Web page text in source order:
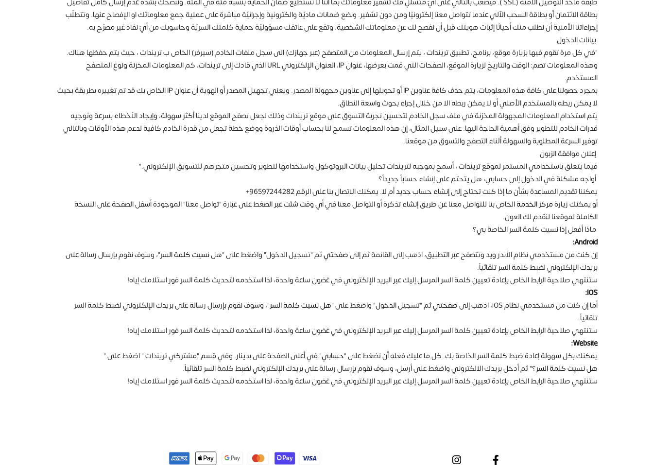
بطاقة الائتمان أو بطاقة السحب الآلي عندما تتواصل معنا إلكترونيًا ومن دون تشفير. ونضع ضمانات ماديّة والكترونية وإجرائيّة مباشرة على عملية جمع معلوماتك او الإفصاح عنها. وتتطلّب
إجراءاتنا الأمنية أن نطلب منك أحيانًا إثبات هويتك قبل أن نفصح لك عن معلوماتك الشخصية. وتقع على عاتقك مسؤوليّة حماية كلمتك السريّة وحاسوبك من أيّ نفاذ غير مصرّح به.
بيانات الدخول
"في كل مرة تقوم فيها بزيارة موقع، برنامج، تطبيق تريندات ، يتم إرسال المعلومات من المتصفح (عبر جهازك) الى سجل ملفات الخادم (سيرفر) الخاص ب تريندات ، حيث يتم حفظها هناك.
وهذه المعلومات تضم: الوقت والتاريخ لزيارة الموقع، الصفحات التي قمت بعرضها، عنوان IP، العنوان الإلكتروني URL الذي قادك إلى تريندات، كم المعلومات المخزنة ونوع المتصفح
المستخدم.
بمجرد حصولنا على كافة هذه المعلومات، يتم حذف كافة عناوين IP أو تحويلها إلى عناوين مجهولة المصدر. ويعني تجهيل المصدر أو الهوية أن عنوان IP الخاص بك قد تم تغييره بطريقة بحيث
لا يمكن ربطه بالمستخدم الأصلي أو لا يمكن ربطه الا من خلال إجراء بحوث واسعة النطاق.
يتم استخدام المعلومات المجهولة المخزنة في ملف سجل الخادم لتحسين تجربة التسوق على موقع تريندات وذلك لجعل تصفح الموقع لدينا أكثر سهولة، وإيجاد الأخطاء بسرعة وتوجيه
قدرات الخادم للتطوير وفق أهمية الحاجة اليها. على سبيل المثال، إن هذه المعلومات تسمح لنا بحساب أوقات الذروة ووضع خطة تجعل من قدرة الخادم كافية لدعم هذه الأوقات وبالتالي
توفير السرعة المطلوبة والسهولة أثناء التصفح والتسوق من موقعنا.
إعلان موافقة الزبون
فيما يتعلق باستخدامي المستمر لموقع تريندات ، أسمح بموجبه لتريندات تحليل بيانات البروتوكول واستخدامها لتطوير وتحسين متجرهم للتسويق الإلكتروني."
أواجه مشكلة في الدخول إلى حسابي، هل يتحتم على إنشاء حساباً جديداً؟
يمكننا تقديم المساعدة بشأن ما إذا كنت تحتاج إلى إنشاء حساب جديد أم لا. يمكنك الاتصال بنا على الرقم 96597244282+
أو يمكنك زيارةمركز الخدمةالخاص بنا للتواصل معنا عن طريق إنشاء تذكرة أو التواصل معنا في أي وقت شئت عبر الضغط على عبارة "تواصل معنا" الموجودة أسفل الصفحة على النسخة
الكاملة لموقعنا لنقدم لك العون.
ماذا أفعل إذا نسيت كلمة السر الخاصة بي؟
Android:
إن كنت من مستخدمي نظام الأندر ويد وتتصفح عبر التطبيق، اذهب إلى القائمة ثم إلىصفحتيثم "تسجيل الدخول" واضغط على "هلنسيت كلمة السر"، وسوف نقوم بإرسال رسالة على
بريدك الإلكتروني لضبط كلمة السر تلقائياً.
ستنتهي صلاحية الرابط الخاص بإعادة تعيين كلمة السر المرسل إليك عبر البريد الإلكتروني في غضون ساعة واحدة، لذا استخدمه لتحديث كلمة السر فور استلامك إياه!
IOS:
أما إن كنت من مستخدمي نظام iOS، اذهب إلى
صفحتيثم "تسجيل الدخول" واضغط على "هل نسيت كلمة السر"، وسوف نقوم بإرسال رسالة على بريدك الإلكتروني لضبط كلمة السر
تلقائياً.
ستنتهي صلاحية الرابط الخاص بإعادة تعيين كلمة السر المرسل إليك عبر البريد الإلكتروني في غضون ساعة واحدة، لذا استخدمه لتحديث كلمة السر فور استلامك إياه!
Website:
يمكنك بكل سهولة إعادة ضبط كلمة السر الخاصة بك. كل ما عليك فعله أن تضغط على "حسابي" في أعلى الصفحة على بدينار. وفي قسم "مشتركي تريندات " اضغط على "
هل نسيت كلمة السر؟" ثم أدخل بريدك الالكتروني واضغط على أرسل، وسوف نقوم بإرسال رسالة على بريدك الإلكتروني لضبط كلمة السر تلقائياً.
ستنتهي صلاحية الرابط الخاص بإعادة تعيين كلمة السر المرسل إليك عبر البريد الإلكتروني في غضون ساعة واحدة، لذا استخدمه لتحديث كلمة السر فور استلامك إياه!